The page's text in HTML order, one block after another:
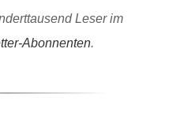
Leser im
Abonnenten.